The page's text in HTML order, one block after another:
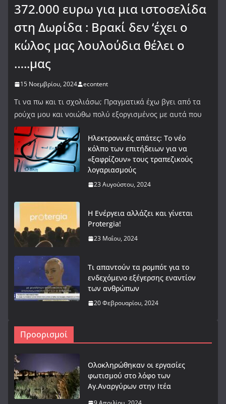
372.000 ευρω για μια ιστοσελίδα
στη Δωρίδα : Βρακί δεν ‘έχει ο
κώλος μας λουλούδια θέλει ο
…..μας
15 Νοεμβρίου, 2024 econtent
Τι να πω και τι σχολιάσω; Πραγματικά έχω βγει από τα
ρούχα μου και νοιώθω πολύ εξοργισμένος με αυτά που
Ηλεκτρονικές απάτες: Το νέο
κόλπο των επιτήδειων για να
«ξαφρίζουν» τους τραπεζικούς
λογαριασμούς
23 Αυγούστου, 2024
Η Ενέργεια αλλάζει και γίνεται
Protergia!
23 Μαΐου, 2024
Τι απαντούν τα ρομπότ για το
ενδεχόμενο εξέγερσης εναντίον
των ανθρώπων
20 Φεβρουαρίου, 2024
Προορισμοί
Ολοκληρώθηκαν οι εργασίες
φωτισμού στο λόφο των
Αγ.Αναργύρων στην Ιτέα